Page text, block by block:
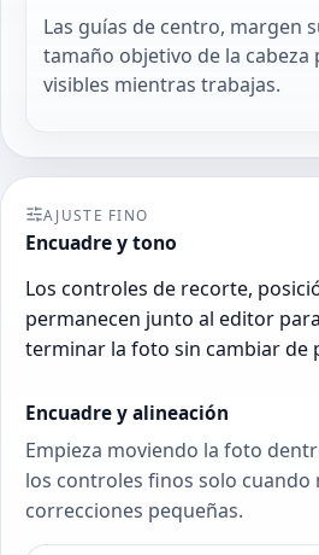
Las guías de centro, margen
tamaño objetivo de la cabeza
visibles mientras trabajas.
AJUSTE FINO
Encuadre y tono
Los controles de recorte,
permanecen junto al editor
terminar la foto sin cambiar de
Encuadre y alineación
Empieza moviendo la foto
los controles finos solo cuando
correcciones pequeñas.